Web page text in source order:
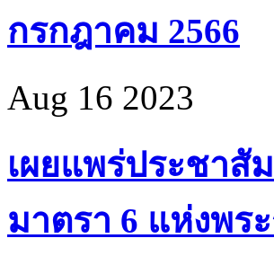
กรกฎาคม 2566
Aug 16 2023
เผยแพร่ประชา
มาตรา 6 แห่งพ